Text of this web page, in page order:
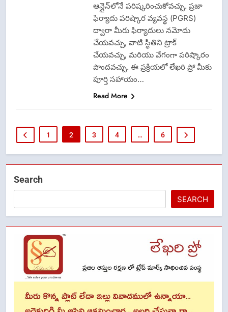
ఆన్లైన్‌లోనే పరిష్కరించుకోవచ్చు. ప్రజా
ఫిర్యాదు పరిష్కార వ్యవస్థ (PGRS)
ద్వారా మీరు ఫిర్యాదులు నమోదు
చేయవచ్చు, వాటి స్థితిని ట్రాక్
చేయవచ్చు, మరియు వేగంగా పరిష్కారం
పొందవచ్చు. ఈ ప్రక్రియలో లేఖరి ప్రో మీకు
పూర్తి సహాయం…
Read More
1 2 3 4 … 6
Search
SEARCH